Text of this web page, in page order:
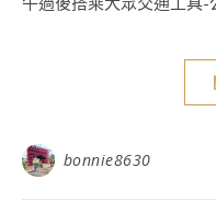
bonnie8630